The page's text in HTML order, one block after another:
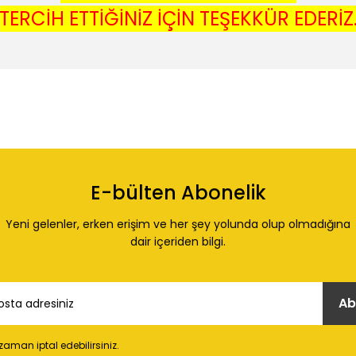
TERCİH ETTİĞİNİZ İÇİN TEŞEKKÜR EDERİZ.
E-bülten Abonelik
Yeni gelenler, erken erişim ve her şey yolunda olup olmadığına
dair içeriden bilgi.
iptal edebilirsiniz.